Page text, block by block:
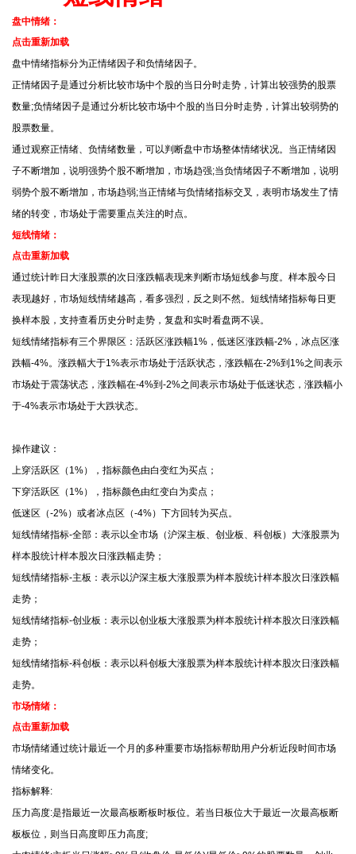
盘中情绪：
点击重新加载
盘中情绪指标分为正情绪因子和负情绪因子。
正情绪因子是通过分析比较市场中个股的当日分时走势，计算出较强势的股票
数量;负情绪因子是通过分析比较市场中个股的当日分时走势，计算出较弱势的
股票数量。
通过观察正情绪、负情绪数量，可以判断盘中市场整体情绪状况。当正情绪因
子不断增加，说明强势个股不断增加，市场趋强;当负情绪因子不断增加，说明
弱势个股不断增加，市场趋弱;当正情绪与负情绪指标交叉，表明市场发生了情
绪的转变，市场处于需要重点关注的时点。
短线情绪：
点击重新加载
通过统计昨日大涨股票的次日涨跌幅表现来判断市场短线参与度。样本股今日
表现越好，市场短线情绪越高，看多强烈，反之则不然。短线情绪指标每日更
换样本股，支持查看历史分时走势，复盘和实时看盘两不误。
短线情绪指标有三个界限区：活跃区涨跌幅1%，低迷区涨跌幅-2%，冰点区涨
跌幅-4%。涨跌幅大于1%表示市场处于活跃状态，涨跌幅在-2%到1%之间表示
市场处于震荡状态，涨跌幅在-4%到-2%之间表示市场处于低迷状态，涨跌幅小
于-4%表示市场处于大跌状态。
操作建议：
上穿活跃区（1%），指标颜色由白变红为买点；
下穿活跃区（1%），指标颜色由红变白为卖点；
低迷区（-2%）或者冰点区（-4%）下方回转为买点。
短线情绪指标-全部：表示以全市场（沪深主板、创业板、科创板）大涨股票为
样本股统计样本股次日涨跌幅走势；
短线情绪指标-主板：表示以沪深主板大涨股票为样本股统计样本股次日涨跌幅
走势；
短线情绪指标-创业板：表示以创业板大涨股票为样本股统计样本股次日涨跌幅
走势；
短线情绪指标-科创板：表示以科创板大涨股票为样本股统计样本股次日涨跌幅
走势。
市场情绪：
点击重新加载
市场情绪通过统计最近一个月的多种重要市场指标帮助用户分析近段时间市场
情绪变化。
指标解释:
压力高度:是指最近一次最高板断板时板位。若当日板位大于最近一次最高板断
板板位，则当日高度即压力高度;